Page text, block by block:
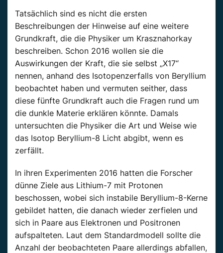
Tatsächlich sind es nicht die ersten
Beschreibungen der Hinweise auf eine weitere
Grundkraft, die die Physiker um Krasznahorkay
beschreiben. Schon 2016 wollen sie die
Auswirkungen der Kraft, die sie selbst „X17“
nennen, anhand des Isotopenzerfalls von Beryllium
beobachtet haben und vermuten seither, dass
diese fünfte Grundkraft auch die Fragen rund um
die dunkle Materie erklären könnte. Damals
untersuchten die Physiker die Art und Weise wie
das Isotop Beryllium-8 Licht abgibt, wenn es
zerfällt.
In ihren Experimenten 2016 hatten die Forscher
dünne Ziele aus Lithium-7 mit Protonen
beschossen, wobei sich instabile Beryllium-8-Kerne
gebildet hatten, die danach wieder zerfielen und
sich in Paare aus Elektronen und Positronen
aufspalteten. Laut dem Standardmodell sollte die
Anzahl der beobachteten Paare allerdings abfallen,